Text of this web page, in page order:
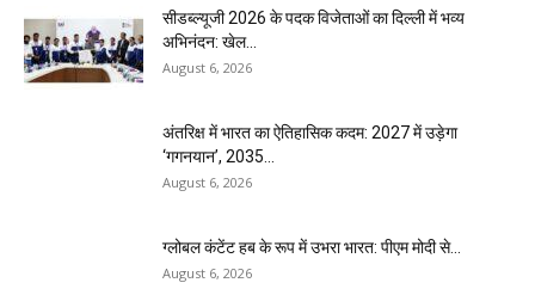
सीडब्ल्यूजी 2026 के पदक विजेताओं का दिल्ली में भव्य
अभिनंदन: खेल...
August 6, 2026
अंतरिक्ष में भारत का ऐतिहासिक कदम: 2027 में उड़ेगा
‘गगनयान’, 2035...
August 6, 2026
ग्लोबल कंटेंट हब के रूप में उभरा भारत: पीएम मोदी से...
August 6, 2026